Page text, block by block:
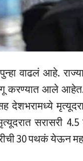
वाढलं आहे.
करण्यात आले
देशभरामध्ये
सरासरी 4.5
30 पथकं येऊन